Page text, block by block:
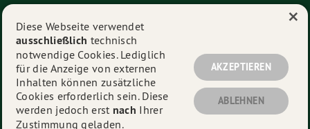
Impressum
Datenschutz
© 2026Daniel Lede Abal MdL - Alle Rechte vorbehalten.
Diese Webseite verwendet
ausschließlich technisch
notwendige Cookies. Lediglich
für die Anzeige von externen
Inhalten können zusätzliche
Cookies erforderlich sein. Diese
werden jedoch erst nach Ihrer
Zustimmung geladen.
AKZEPTIEREN
ABLEHNEN
×